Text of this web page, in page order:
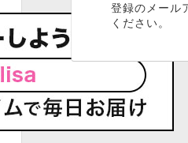
登録のメール
ください。